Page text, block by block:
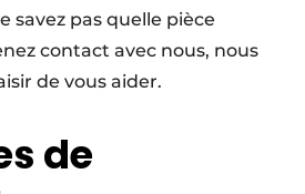
savez pas quelle pièce
contact avec nous, nous
de vous aider.
de